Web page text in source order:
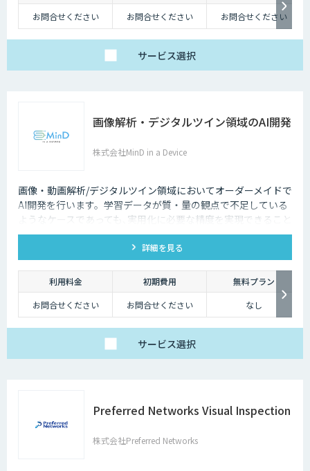
お問合せください
お問合せください お問合せください
サービス選択
画像解析・デジタルツイン領域のAI開発
株式会社MinD in a Device
画像・動画解析/デジタルツイン領域においてオーダーメイドで
AI開発を行います。学習データが質・量の観点で不足している
ようなケースであっても､実用化に必要な精度を実現できること
が強みです。
詳細を見る
利用料金 初期費用
無料プラン
お問合せください
お問合せください なし
サービス選択
Preferred Networks Visual Inspection
株式会社Preferred Networks